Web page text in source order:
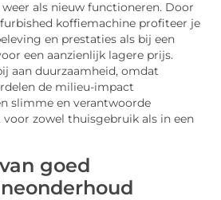
als nieuw functioneren. Door
koffiemachine profiteer je
en prestaties als bij een
een aanzienlijk lagere prijs.
aan duurzaamheid, omdat
de milieu-impact
slimme en verantwoorde
zowel thuisgebruik als in een
goed